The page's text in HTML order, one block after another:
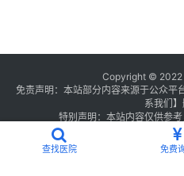
Copyright © 2022
免责声明：本站部分内容来源于公众平
系我们 】
特别声明：本站内容仅供参考
浙公网安备
查找医院 免费